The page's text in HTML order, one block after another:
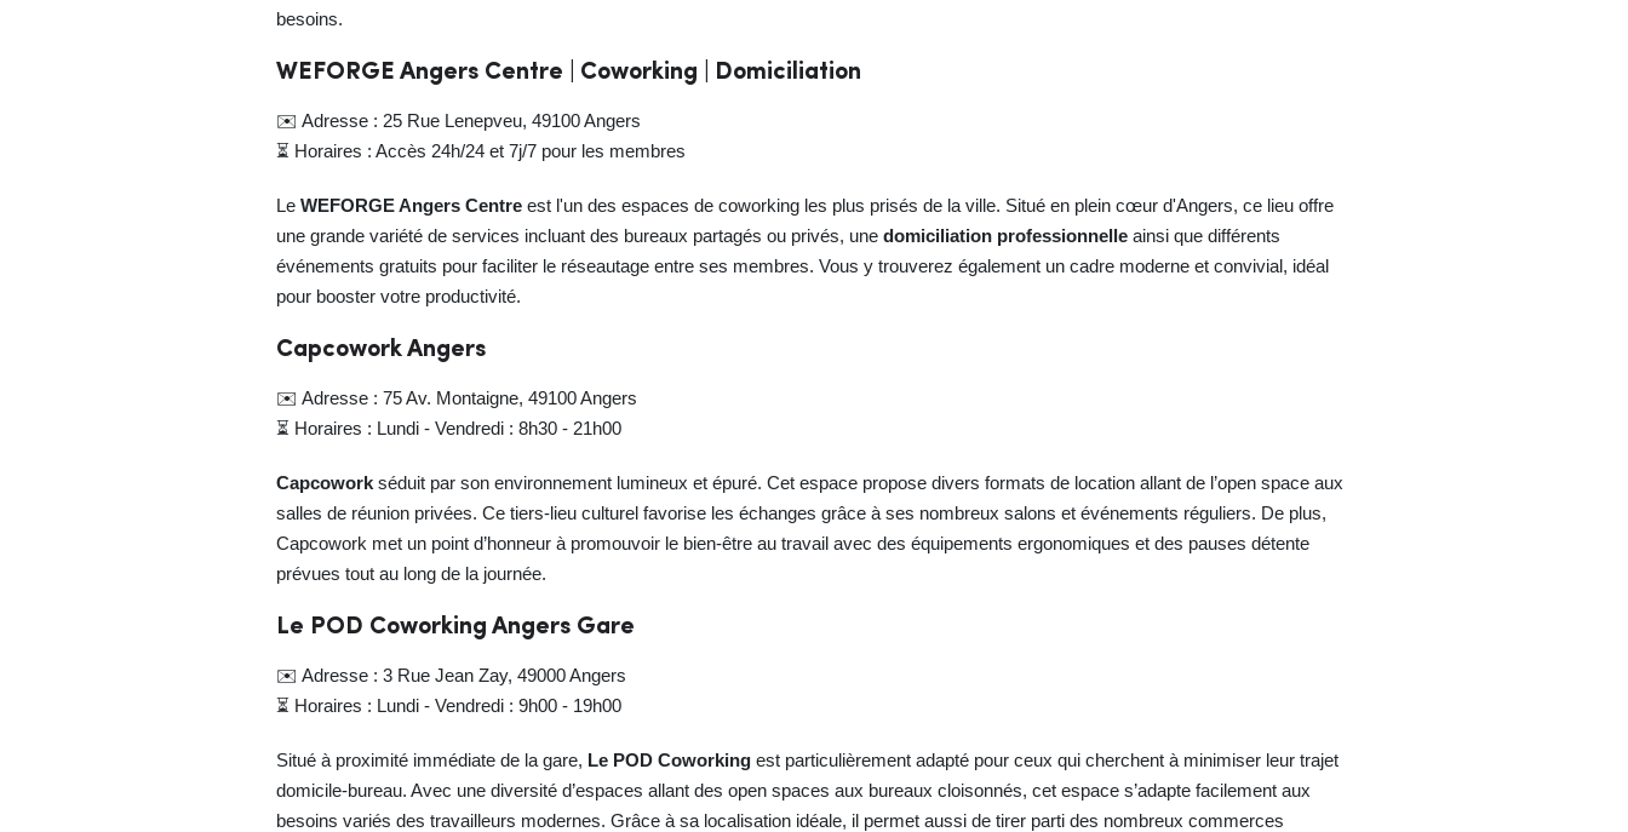
besoins.
WEFORGE Angers Centre | Coworking | Domiciliation
✉️ Adresse : 25 Rue Lenepveu, 49100 Angers
⏳ Horaires : Accès 24h/24 et 7j/7 pour les membres
Le WEFORGE Angers Centre est l'un des espaces de coworking les plus prisés de la ville. Situé en plein cœur d'Angers, ce lieu offre
une grande variété de services incluant des bureaux partagés ou privés, une domiciliation professionnelle ainsi que différents
événements gratuits pour faciliter le réseautage entre ses membres. Vous y trouverez également un cadre moderne et convivial, idéal
pour booster votre productivité.
Capcowork Angers
✉️ Adresse : 75 Av. Montaigne, 49100 Angers
⏳ Horaires : Lundi - Vendredi : 8h30 - 21h00
Capcowork séduit par son environnement lumineux et épuré. Cet espace propose divers formats de location allant de l’open space aux
salles de réunion privées. Ce tiers-lieu culturel favorise les échanges grâce à ses nombreux salons et événements réguliers. De plus,
Capcowork met un point d’honneur à promouvoir le bien-être au travail avec des équipements ergonomiques et des pauses détente
prévues tout au long de la journée.
Le POD Coworking Angers Gare
✉️ Adresse : 3 Rue Jean Zay, 49000 Angers
⏳ Horaires : Lundi - Vendredi : 9h00 - 19h00
Situé à proximité immédiate de la gare, Le POD Coworking est particulièrement adapté pour ceux qui cherchent à minimiser leur trajet
domicile-bureau. Avec une diversité d’espaces allant des open spaces aux bureaux cloisonnés, cet espace s’adapte facilement aux
besoins variés des travailleurs modernes. Grâce à sa localisation idéale, il permet aussi de tirer parti des nombreux commerces